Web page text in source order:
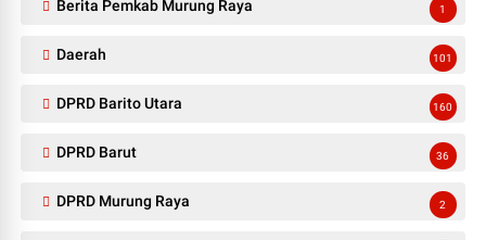
Berita Pemkab Murung Raya 1
Daerah 101
DPRD Barito Utara 160
DPRD Barut 36
DPRD Murung Raya 2